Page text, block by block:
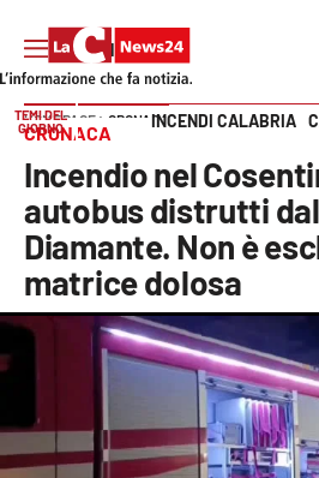
SEZIONI
Cronaca
Politica
Attualità
Economia e lavoro
Vai
TEMI DEL
GIORNO
INCENDI CALABRIA
HOME PAGE CRONACA
CRONACA
Incendio nel
autobus distrutti
Diamante. Non è
matrice dolosa